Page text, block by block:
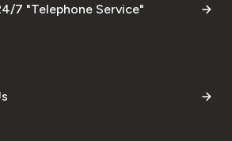
7 "Telephone Service"